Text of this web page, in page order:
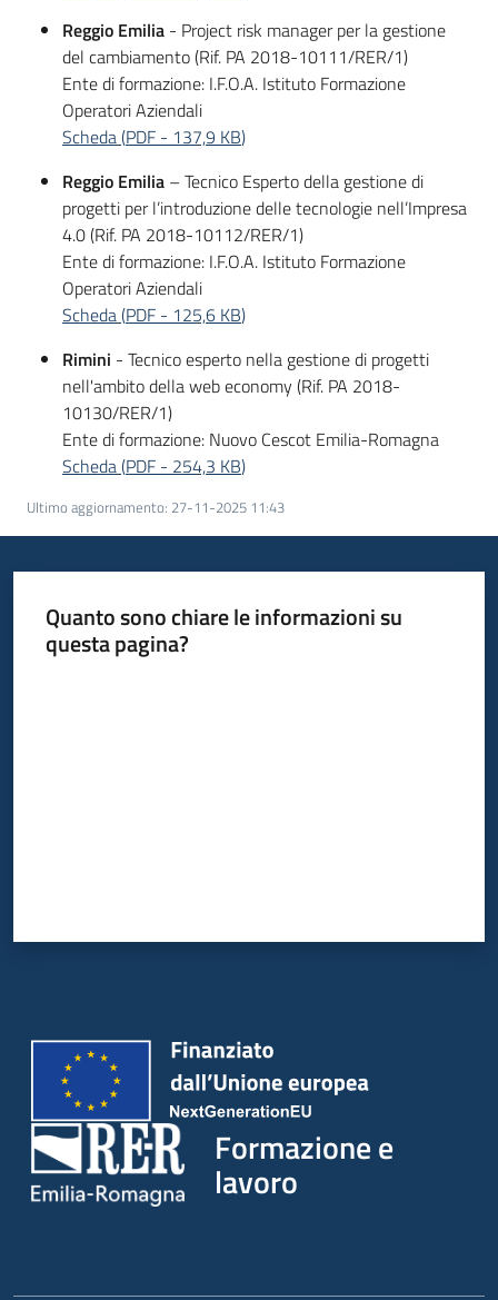
Reggio Emilia - Project risk manager per la gestione
del cambiamento (Rif. PA 2018-10111/RER/1)
Ente di formazione: I.F.O.A. Istituto Formazione
Operatori Aziendali
Scheda(PDF - 137,9 KB)
Reggio Emilia – Tecnico Esperto della gestione di
progetti per l’introduzione delle tecnologie nell’Impresa
4.0 (Rif. PA 2018-10112/RER/1)
Ente di formazione: I.F.O.A. Istituto Formazione
Operatori Aziendali
Scheda(PDF - 125,6 KB)
Rimini - Tecnico esperto nella gestione di progetti
nell'ambito della web economy (Rif. PA 2018-
10130/RER/1)
Ente di formazione: Nuovo Cescot Emilia-Romagna
Scheda(PDF - 254,3 KB)
Ultimo aggiornamento: 27-11-2025 11:43
Quanto sono chiare le informazioni su
questa pagina?
Formazione e
lavoro